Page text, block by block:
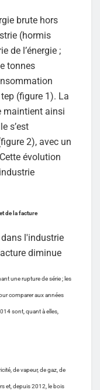
brute hors
(hormis
de l’énergie ;
tonnes
(figure 1). La
maintient ainsi
s’est
2), avec un
évolution
de la facture
une rupture de série ; les
comparer aux années
sont, quant à elles,
de vapeur, de gaz, de
et, depuis 2012, le bois